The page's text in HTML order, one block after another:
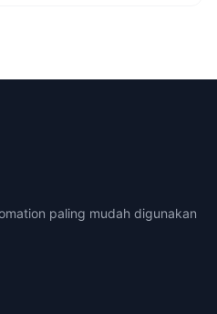
paling mudah digunakan